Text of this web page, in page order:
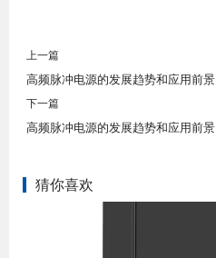
上一篇
高频脉冲电源的发展趋势和应用前景
下一篇
高频脉冲电源的发展趋势和应用前景
猜你喜欢